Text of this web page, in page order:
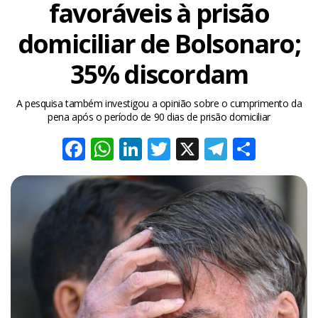
favoráveis à prisão
domiciliar de Bolsonaro;
35% discordam
A pesquisa também investigou a opinião sobre o cumprimento da
pena após o período de 90 dias de prisão domiciliar
Facebook
WhatsApp
LinkedIn
Twitter
X